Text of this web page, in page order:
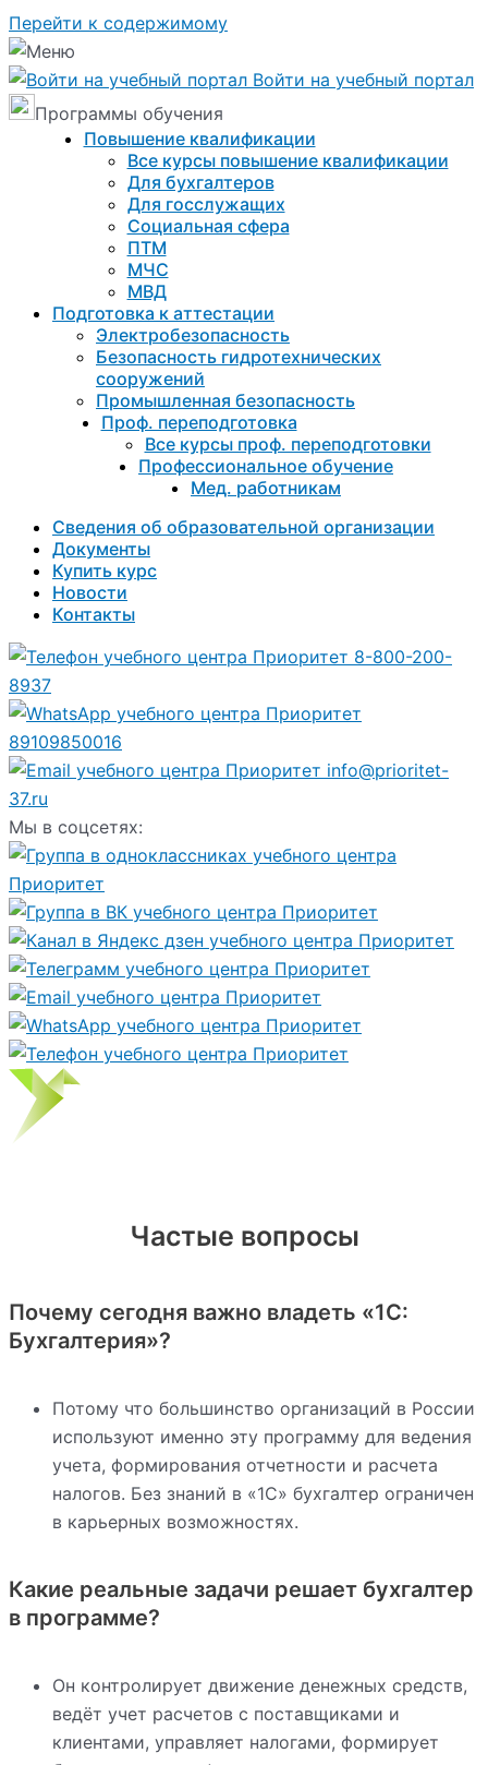
Перейти к содержимому
Войти на учебный портал
Программы обучения
Повышение квалификации
Все курсы повышение квалификации
Для бухгалтеров
Для госслужащих
Социальная сфера
ПТМ
МЧС
МВД
Подготовка к aттестации
Электробезопасность
Безопасность гидротехнических
сооружений
Промышленная безопасность
Проф. переподготовка
Все курсы проф. переподготовки
Профессиональное обучение
Мед. работникам
Сведения об образовательной организации
Документы
Купить курс
Новости
Контакты
8-800-200-
8937
89109850016
info@prioritet-
37.ru
Мы в соцсетях:
Частые вопросы
Почему сегодня важно владеть «1С:
Бухгалтерия»?
Потому что большинство организаций в России
используют именно эту программу для ведения
учета, формирования отчетности и расчета
налогов. Без знаний в «1С» бухгалтер ограничен
в карьерных возможностях.
Какие реальные задачи решает бухгалтер
в программе?
Он контролирует движение денежных средств,
ведёт учет расчетов с поставщиками и
клиентами, управляет налогами, формирует